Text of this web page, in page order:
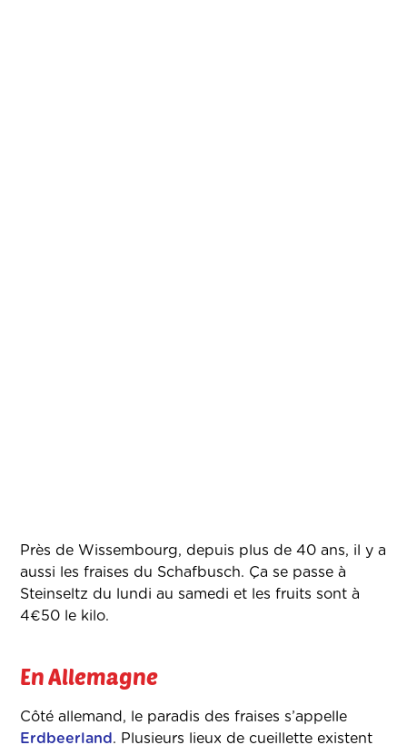
Près de Wissembourg, depuis plus de 40 ans, il y a
aussi les fraises du Schafbusch. Ça se passe à
Steinseltz du lundi au samedi et les fruits sont à
4€50 le kilo.
En Allemagne
Côté allemand, le paradis des fraises s’appelle
Erdbeerland . Plusieurs lieux de cueillette existent